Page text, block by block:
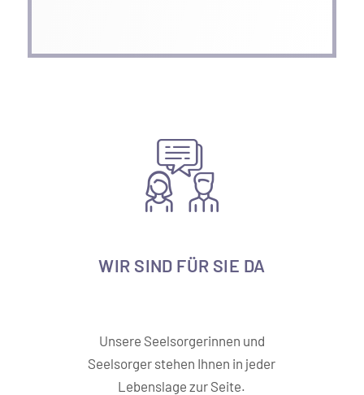
WIR SIND FÜR SIE DA
Unsere Seelsorgerinnen und
Seelsorger stehen Ihnen in jeder
Lebenslage zur Seite.